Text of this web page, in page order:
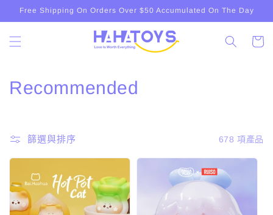
跳至內
Free Shipping On Orders Over $50 Accumulated On The Day
購
物
商
系
列
:
Recommended
篩選與排序 678 項產品